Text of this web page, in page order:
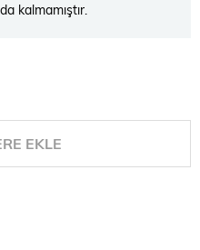
kalmamıştır.
EKLE